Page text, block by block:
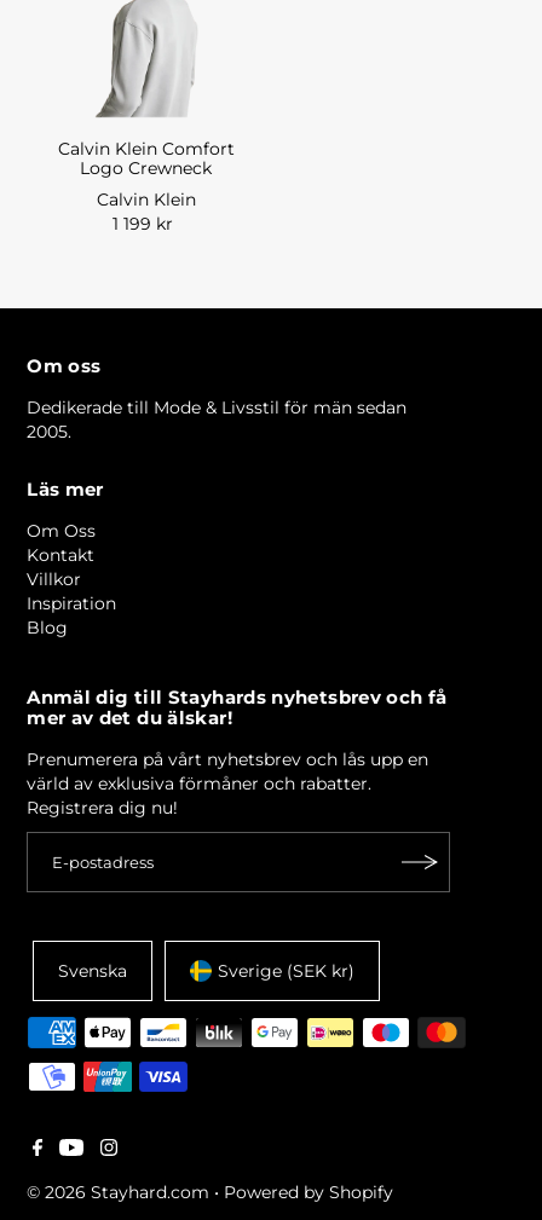
Calvin Klein Comfort
Logo Crewneck
Calvin Klein
1 199 kr
Om oss
Dedikerade till Mode & Livsstil för män sedan
2005.
Läs mer
Om Oss
Kontakt
Villkor
Inspiration
Blog
Anmäl dig till Stayhards nyhetsbrev och få
mer av det du älskar!
Prenumerera på vårt nyhetsbrev och lås upp en
värld av exklusiva förmåner och rabatter.
Registrera dig nu!
© 2026 Stayhard.com • Powered by Shopify
Svenska Sverige (SEK kr)